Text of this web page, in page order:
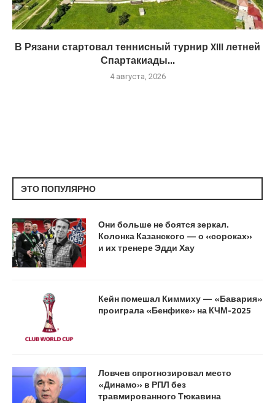
В Рязани стартовал теннисный турнир XIII летней
Спартакиады...
4 августа, 2026
ЭТО ПОПУЛЯРНО
Они больше не боятся зеркал.
Колонка Казанского — о «сороках»
и их тренере Эдди Хау
Кейн помешал Киммиху — «Бавария»
проиграла «Бенфике» на КЧМ-2025
Ловчев спрогнозировал место
«Динамо» в РПЛ без
травмированного Тюкавина